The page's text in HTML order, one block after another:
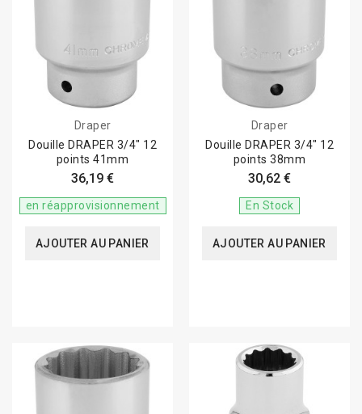
Draper
Douille DRAPER 3/4" 12
points 41mm
36,19 €
en réapprovisionnement
AJOUTER AU PANIER
Draper
Douille DRAPER 3/4" 12
points 38mm
30,62 €
En Stock
AJOUTER AU PANIER